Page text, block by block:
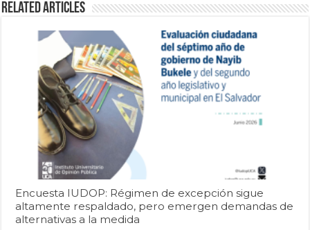
Related Articles
Encuesta IUDOP: Régimen de excepción sigue
altamente respaldado, pero emergen demandas de
alternativas a la medida